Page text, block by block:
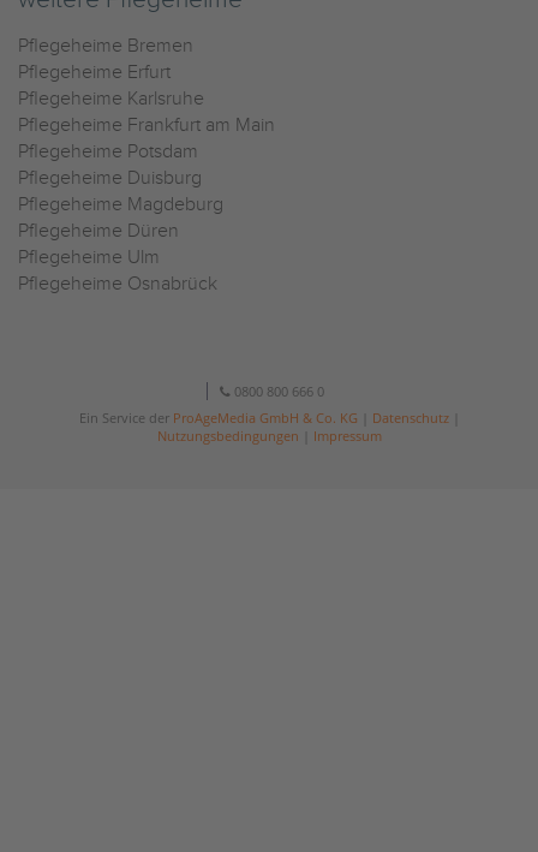
Pflegeheime Bremen
Pflegeheime Erfurt
Pflegeheime Karlsruhe
Pflegeheime Frankfurt am Main
Pflegeheime Potsdam
Pflegeheime Duisburg
Pflegeheime Magdeburg
Pflegeheime Düren
Pflegeheime Ulm
Pflegeheime Osnabrück
0800 800 666 0
Ein Service der ProAgeMedia GmbH & Co. KG Datenschutz|
Nutzungsbedingungen
Impressum